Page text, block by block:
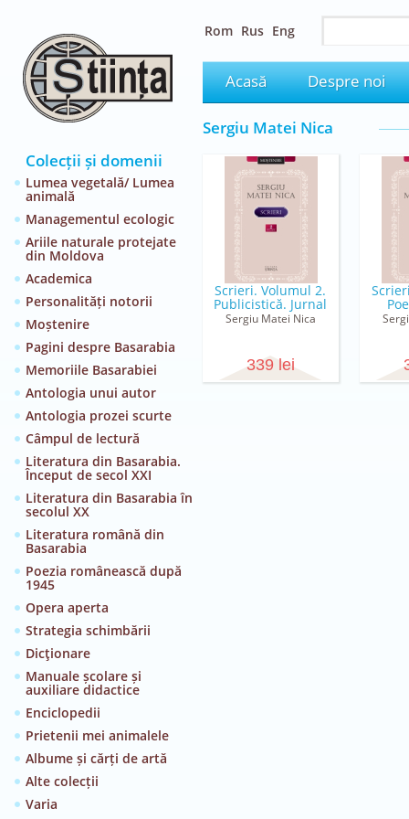
Colecții și domenii
Lumea vegetală/ Lumea
animală
Managementul ecologic
Ariile naturale protejate
din Moldova
Academica
Personalități notorii
Moștenire
Pagini despre Basarabia
Memoriile Basarabiei
Antologia unui autor
Antologia prozei scurte
Câmpul de lectură
Literatura din Basarabia.
Început de secol XXI
Literatura din Basarabia în
secolul XX
Literatura română din
Basarabia
Poezia românească după
1945
Opera aperta
Strategia schimbării
Dicţionare
Manuale școlare și
auxiliare didactice
Enciclopedii
Prietenii mei animalele
Albume și cărți de artă
Alte colecții
Varia
Rom Rus Eng
Acasă Despre noi
Sergiu Matei Nica
Scrieri. Volumul 2.
Publicistică. Jurnal
Sergiu Matei Nica
339 lei